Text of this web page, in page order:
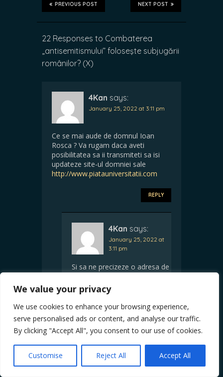
We value your privacy
We use cookies to enhance your browsing experience,
serve personalised ads or content, and analyse our traffic.
By clicking "Accept All", you consent to our use of cookies.
Customise Reject All Accept All
NEXT POST
PREVIOUS POST
22 Responses to Combaterea
„antisemitismului” foloseşte subjugării
românilor? (X)
4Kan says:
January 25, 2022 at 3:11 pm
Ce se mai aude de domnul Ioan
Rosca ? Va rugam daca aveti
posibilitatea sa ii transmiteti sa isi
updateze site-ul domniei sale
http://www.piatauniversitatii.com
REPLY
4Kan says:
January 25, 2022 at
3:11 pm
Si sa ne precizeze o adresa de
contacta.
REPLY
Combaterea „antisemitismului”
foloseşte subjugării românilor?